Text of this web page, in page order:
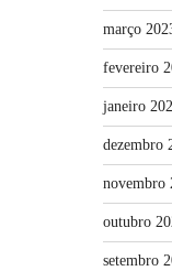
março
fevereiro
janeiro
dezembro
novembro
outubro
setembro